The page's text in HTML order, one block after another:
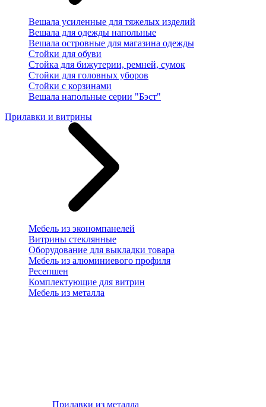
Вешала усиленные для тяжелых изделий
Вешала для одежды напольные
Вешала островные для магазина одежды
Стойки для обуви
Стойка для бижутерии, ремней, сумок
Стойки для головных уборов
Стойки с корзинами
Вешала напольные серии "Бэст"
Прилавки и витрины
Мебель из экономпанелей
Витрины стеклянные
Оборудование для выкладки товара
Мебель из алюминиевого профиля
Ресепшен
Комплектующие для витрин
Мебель из металла
Прилавки из металла